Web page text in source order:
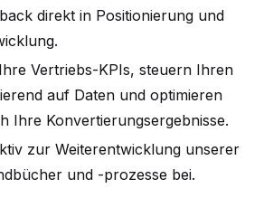
direkt in Positionierung und
Vertriebs-KPIs, steuern Ihren
auf Daten und optimieren
Ihre Konvertierungsergebnisse.
zur Weiterentwicklung unserer
und -prozesse bei.